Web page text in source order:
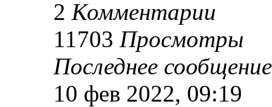
2 Комментарии
11703 Просмотры
Последнее
10 фев 2022, 09:19